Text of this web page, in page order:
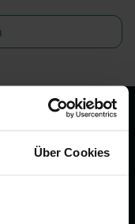
Über Cookies
&